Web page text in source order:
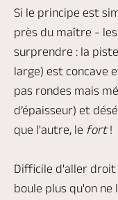
Si le principe est
près du maître -
surprendre : la
large) est concave
pas rondes mais
d’épaisseur) et
que l'autre, le fort!
Difficile d'aller droit
boule plus qu'on ne